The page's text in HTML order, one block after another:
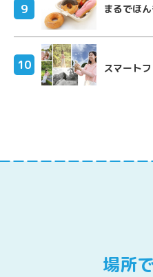
まるでほ
スマート
場所